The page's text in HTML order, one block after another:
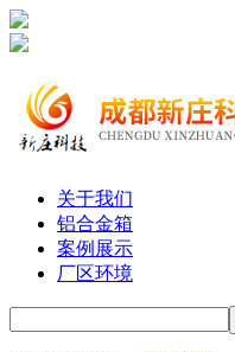
关于我们
铝合金箱
案例展示
厂区环境